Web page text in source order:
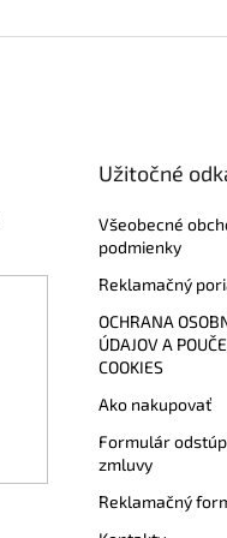
Užitočné
Všeobecné
podmienky
Reklamačný
OCHRANA
ÚDAJOV A
COOKIES
Ako nakupovať
Formulár
zmluvy
Reklamačný